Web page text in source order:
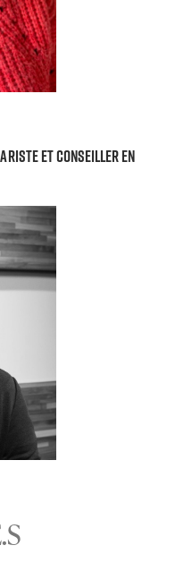
et conseiller en